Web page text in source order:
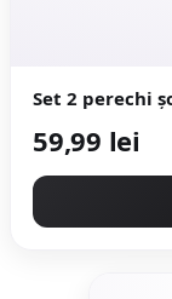
Set 2 perechi
59,99 lei